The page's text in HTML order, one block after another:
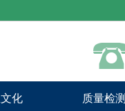
化 质量检测